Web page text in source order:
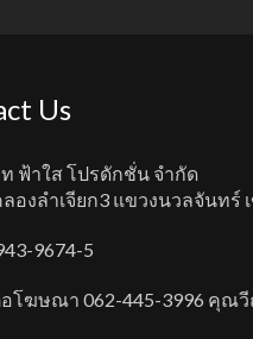
Us
ฟ้าใส โปรดักชั่น จำกัด
ลองลำเจียก3 แขวงนวลจันทร์
9674-5
โฆษณา 062-445-3996 คุณ